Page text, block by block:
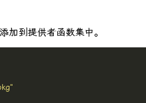
加到提供者函数集中。